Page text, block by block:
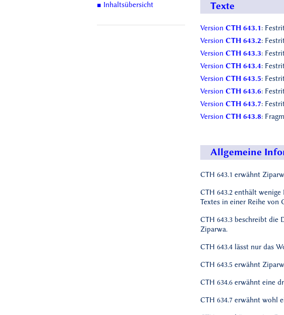
■ Inhaltsübersicht
Texte
Version CTH 643.1:
Version CTH 643.2:
Version CTH 643.3:
Version CTH 643.4:
Version CTH 643.5:
Version CTH 643.6:
Version CTH 643.7:
Version CTH 643.8:
Allgemeine
CTH 643.1 erwähnt
CTH 643.2 enthält
Textes in einer Reihe von
CTH 643.3 beschreibt die
Ziparwa.
CTH 643.4 lässt nur das
CTH 643.5 erwähnt
CTH 634.6 erwähnt eine
CTH 634.7 erwähnt wohl